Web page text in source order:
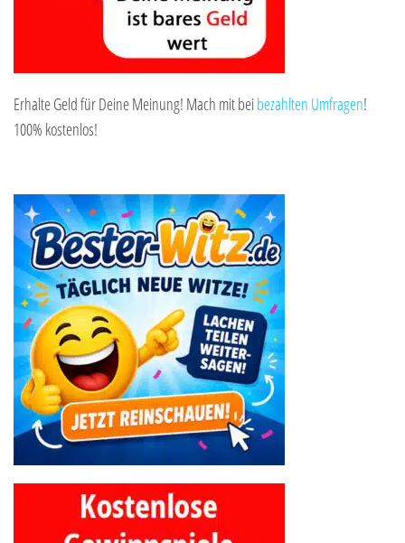
Erhalte Geld für Deine Meinung! Mach mit beibezahlten Umfragen!
100% kostenlos!